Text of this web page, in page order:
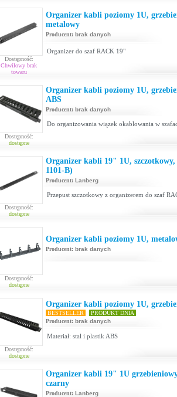
Dostępność:
Chwilowy brak
towaru
Organizer kabli poziomy 1U,
metalowy
Producent: brak danych
Organizer do szaf RACK 19"
Dostępność:
dostępne
Organizer kabli poziomy 1U,
ABS
Producent: brak danych
Do organizowania wiązek okablowania w
Dostępność:
dostępne
Organizer kabli 19" 1U,
1101-B)
Producent: Lanberg
Przepust szczotkowy z organizerem do szaf
Dostępność:
dostępne
Organizer kabli poziomy 1U,
Producent: brak danych
Dostępność:
dostępne
Organizer kabli poziomy 1U,
BESTSELLER
PRODUKT DNIA
Producent: brak danych
Materiał: stal i plastik ABS
Organizer kabli 19" 1U
czarny
Producent: Lanberg